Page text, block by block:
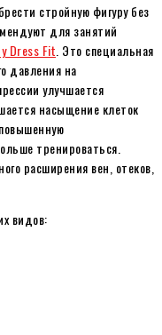
стройную фигуру без
для занятий
Dress Fit . Это специальная
давления на
улучшается
насыщение клеток
тренироваться.
расширения вен, отеков,
видов: